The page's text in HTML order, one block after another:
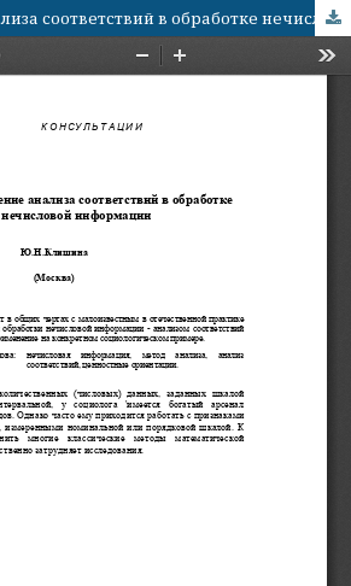
Применение анализа соответствий в обработке нечисловой информации